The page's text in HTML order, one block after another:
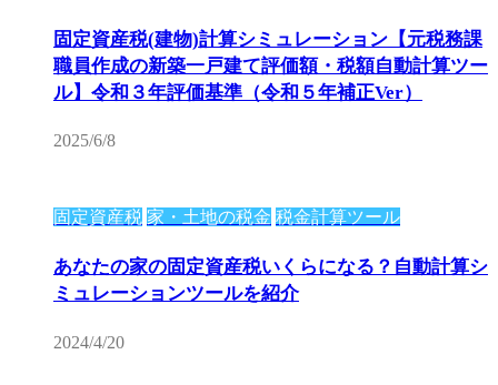
固定資産税(建物)計算シミュレーション【元税務課
職員作成の新築一戸建て評価額・税額自動計算ツー
ル】令和３年評価基準（令和５年補正Ver）
2025/6/8
固定資産税 家・土地の税金 税金計算ツール
あなたの家の固定資産税いくらになる？自動計算シ
ミュレーションツールを紹介
2024/4/20